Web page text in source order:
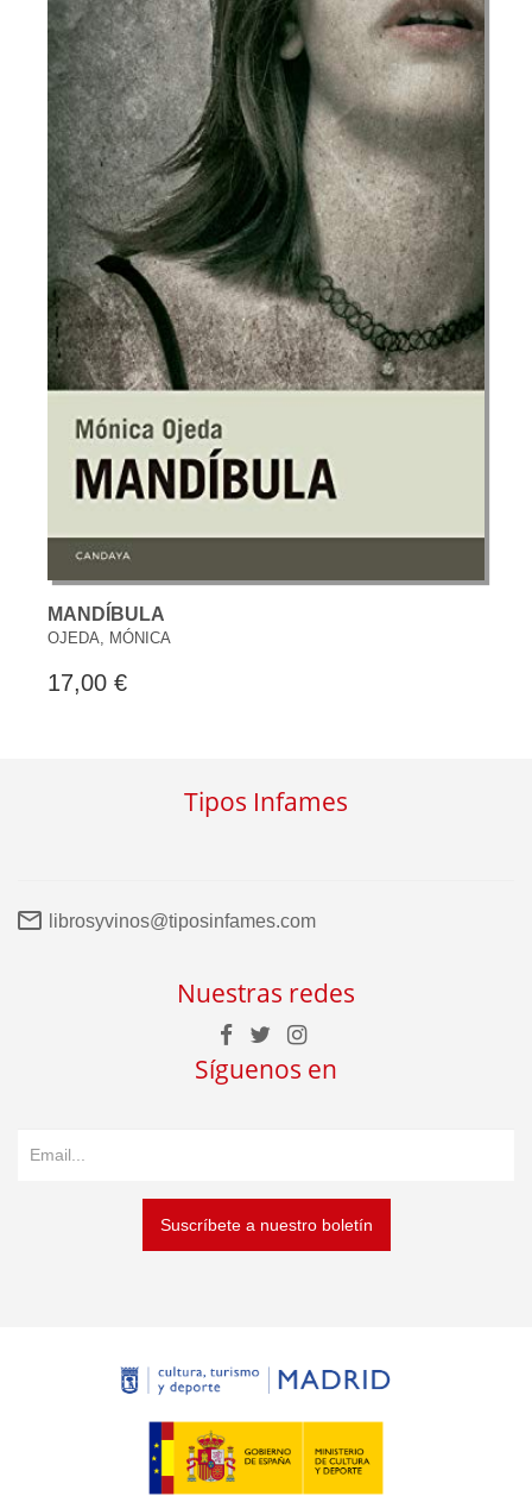
MANDÍBULA
OJEDA, MÓNICA
17,00 €
Tipos Infames
librosyvinos@tiposinfames.com
Nuestras redes
Síguenos en
Suscríbete a nuestro boletín